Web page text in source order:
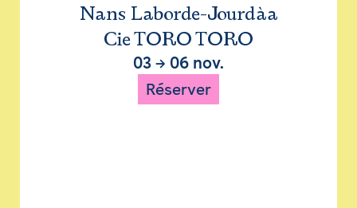
Nans Laborde-Jourdàa
Cie TORO TORO
03 → 06 nov.
Réserver